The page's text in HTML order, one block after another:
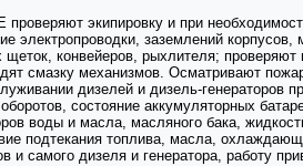
проверяют экипировку и при
электропроводки, заземлений
щеток, конвейеров, рыхлителя; проверяют
смазку механизмов. Осматривают
дизелей и дизель-генераторов
состояние аккумуляторных
воды и масла, масляного бака,
подтекания топлива, масла,
и самого дизеля и генератора, работу